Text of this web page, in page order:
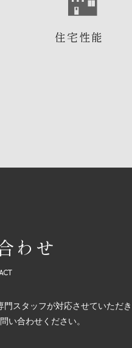
住宅性能
わせ
スタッフが対応させていただき
い合わせください。